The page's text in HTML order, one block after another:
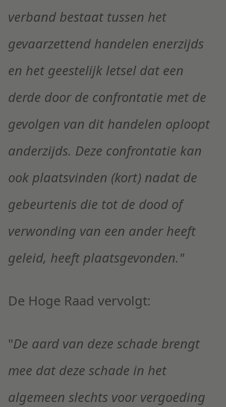
verband bestaat tussen het
gevaarzettend handelen enerzijds
en het geestelijk letsel dat een
derde door de confrontatie met de
gevolgen van dit handelen oploopt
anderzijds. Deze confrontatie kan
ook plaatsvinden (kort) nadat de
gebeurtenis die tot de dood of
verwonding van een ander heeft
geleid, heeft plaatsgevonden."
De Hoge Raad vervolgt:
"De aard van deze schade brengt
mee dat deze schade in het
algemeen slechts voor vergoeding